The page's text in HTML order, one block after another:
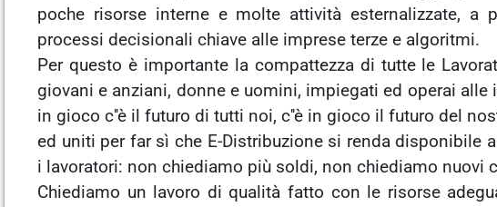
poche risorse interne e molte attività esternalizzate, a
processi decisionali chiave alle imprese terze e algoritmi.
Per questo è importante la compattezza di tutte le
giovani e anziani, donne e uomini, impiegati ed operai
in gioco c''è il futuro di tutti noi, c''è in gioco il futuro del
ed uniti per far sì che E-Distribuzione si renda disponibile
i lavoratori: non chiediamo più soldi, non chiediamo nuovi
Chiediamo un lavoro di qualità fatto con le risorse